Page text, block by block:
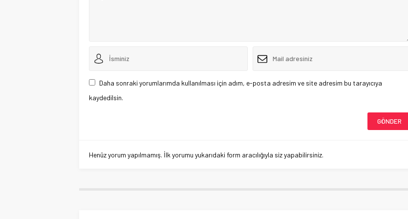
Daha sonraki yorumlarımda kullanılması için adım, e-posta adresim ve site adresim bu tarayıcıya
kaydedilsin.
Henüz yorum yapılmamış. İlk yorumu yukarıdaki form aracılığıyla siz yapabilirsiniz.